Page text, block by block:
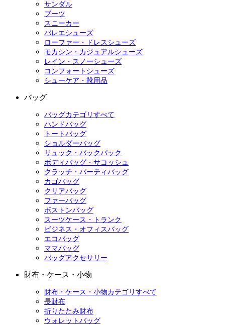
サンダル
ブーツ
スニーカー
バレエシューズ
ローファー・ドレスシューズ
モカシン・カジュアルシューズ
レイン・スノーシューズ
コンフォートシューズ
シューケア・靴用品
バッグ
バッグカテゴリすべて
ハンドバッグ
トートバッグ
ショルダーバッグ
リュック・バックパック
ボディバッグ・サコッシュ
クラッチ・パーティバッグ
カゴバッグ
クリアバッグ
ファーバッグ
ボストンバッグ
スーツケース・トランク
ビジネス・オフィスバッグ
エコバッグ
ママバッグ
バッグアクセサリー
財布・ケース・小物
財布・ケース・小物カテゴリすべて
長財布
折りたたみ財布
ウォレットバッグ